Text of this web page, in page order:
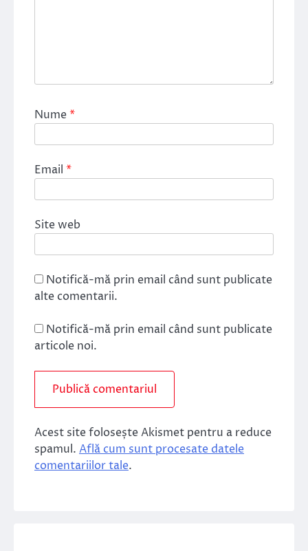
Nume*
Email *
Site web
Notifică-mă prin email când sunt publicate
alte comentarii.
Notifică-mă prin email când sunt publicate
articole noi.
Acest site folosește Akismet pentru a reduce
spamul. Află cum sunt procesate datele
comentariilor tale.